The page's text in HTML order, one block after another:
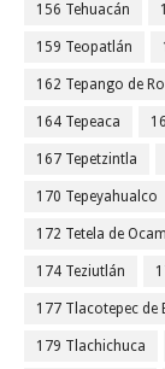
156 Tehuacán
159 Teopatlán
162 Tepango de
164 Tepeaca
167 Tepetzintla
170 Tepeyahualco
172 Tetela de
174 Teziutlán
177 Tlacotepec de
179 Tlachichuca